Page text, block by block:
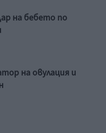
на бебето по
на овулация и